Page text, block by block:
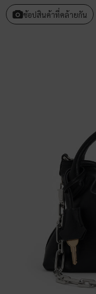
ช้อปสินค้าที่คล้ายกัน